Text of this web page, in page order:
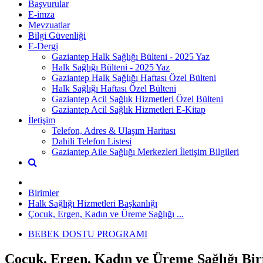
Başvurular
E-imza
Mevzuatlar
Bilgi Güvenliği
E-Dergi
Gaziantep Halk Sağlığı Bülteni - 2025 Yaz
Halk Sağlığı Bülteni - 2025 Yaz
Gaziantep Halk Sağlığı Haftası Özel Bülteni
Halk Sağlığı Haftası Özel Bülteni
Gaziantep Acil Sağlık Hizmetleri Özel Bülteni
Gaziantep Acil Sağlık Hizmetleri E-Kitap
İletişim
Telefon, Adres & Ulaşım Haritası
Dahili Telefon Listesi
Gaziantep Aile Sağlığı Merkezleri İletişim Bilgileri
Birimler
Halk Sağlığı Hizmetleri Başkanlığı
Çocuk, Ergen, Kadın ve Üreme Sağlığı ...
BEBEK DOSTU PROGRAMI
Çocuk, Ergen, Kadın ve Üreme Sağlığı